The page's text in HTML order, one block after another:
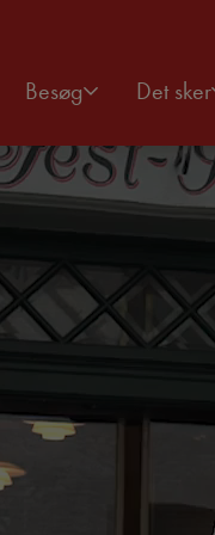
Besøg Det sker